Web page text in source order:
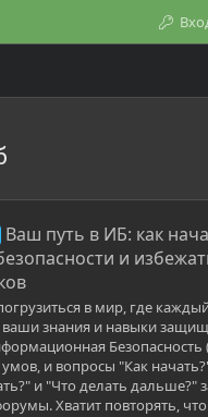
Ваш путь в ИБ: как
и
в мир, где
ваши знания и навыки
Безопасность
и вопросы "Как
и "Что делать дальше?"
Хватит повторять,